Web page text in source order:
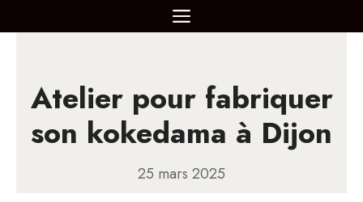
au
MENU
Atelier pour fabriquer
son kokedama à Dijon
25 mars 2025